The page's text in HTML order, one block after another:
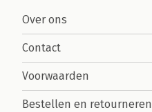
Over ons
Contact
Voorwaarden
Bestellen en retourneren